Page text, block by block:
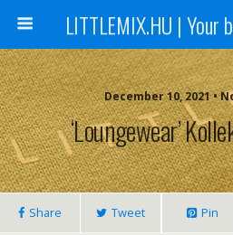
December 10, 2021 •
‘Loungewear’
Share Tweet Pin